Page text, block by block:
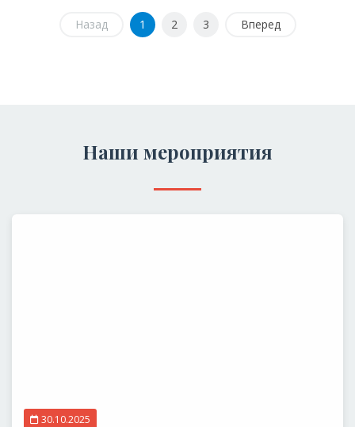
Назад 1 2 3 Вперед
Наши мероприятия
30.10.2025